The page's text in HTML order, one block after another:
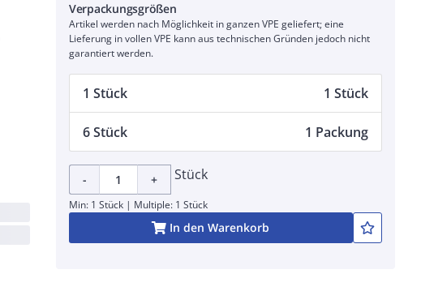
Verpackungsgrößen
Artikel werden nach Möglichkeit in ganzen VPE geliefert; eine
Lieferung in vollen VPE kann aus technischen Gründen jedoch nicht
garantiert werden.
1 Stück 1 Stück
6 Stück 1 Packung
- + Stück
Min: 1 Stück | Multiple: 1 Stück
In den Warenkorb